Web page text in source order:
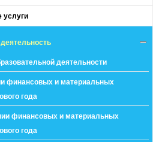
услуги
деятельности
финансовых и материальных
года
финансовых и материальных
года